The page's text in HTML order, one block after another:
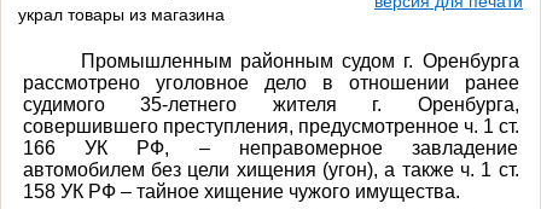
украл товары из магазина
Промышленным районным судом г. Оренбурга
рассмотрено уголовное дело в отношении ранее
судимого 35-летнего жителя г. Оренбурга,
совершившего преступления, предусмотренное ч. 1 ст.
166 УК РФ, – неправомерное завладение
автомобилем без цели хищения (угон), а также ч. 1 ст.
158 УК РФ – тайное хищение чужого имущества.